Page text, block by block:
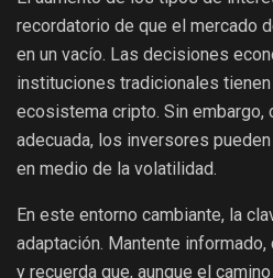
recordatorio de que el mercado
en un vacío. Las decisiones
instituciones tradicionales
ecosistema cripto. Sin embargo,
adecuada, los inversores
en medio de la volatilidad.
En este entorno cambiante, la
adaptación. Mantente
y recuerda que, aunque el